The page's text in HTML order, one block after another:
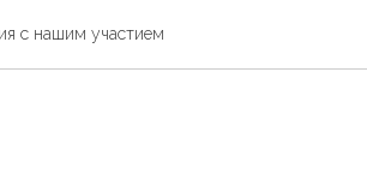
с нашим участием